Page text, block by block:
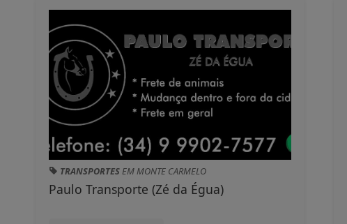
TRANSPORTESEM MONTE CARMELO
Paulo Transporte (Zé da Égua)